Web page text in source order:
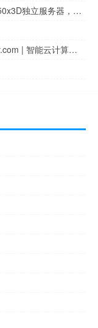
Evoxt新增马来西亚Ryzen 7800/7900/7950x3D独立服务器，送双倍内存，免费重置流量
浪潮云服务器深度测评 | 官网cloud.inspur.com | 智能云计算服务全面解析